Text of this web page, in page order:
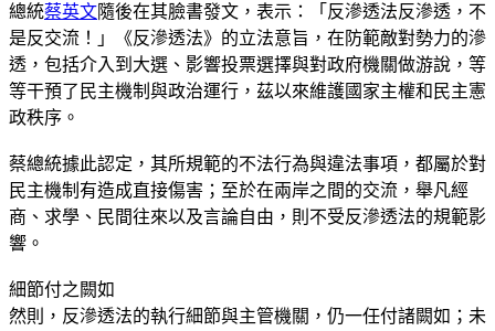
總統蔡英文隨後在其臉書發文，表示：「反滲透法反滲透，不
是反交流！」《反滲透法》的立法意旨，在防範敵對勢力的滲
透，包括介入到大選、影響投票選擇與對政府機關做游說，等
等干預了民主機制與政治運行，茲以來維護國家主權和民主憲
政秩序。
蔡總統據此認定，其所規範的不法行為與違法事項，都屬於對
民主機制有造成直接傷害；至於在兩岸之間的交流，舉凡經
商、求學、民間往來以及言論自由，則不受反滲透法的規範影
響。
細節付之闕如
然則，反滲透法的執行細節與主管機關，仍一任付諸闕如；未